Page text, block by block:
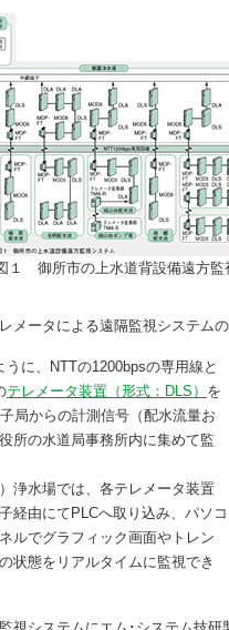
１ 御所市の上水道背設備遠方
メータによる遠隔監視システム
うに、NTTの1200bpsの専用線と
テレメータ装置（形式：DLS） を
局からの計測信号（配水流量お
所の水道局事務所内に集めて監
浄水場では、各テレメータ装置
経由にてPLCへ取り込み、パソコ
ルでグラフィック画面やトレン
状態をリアルタイムに監視でき